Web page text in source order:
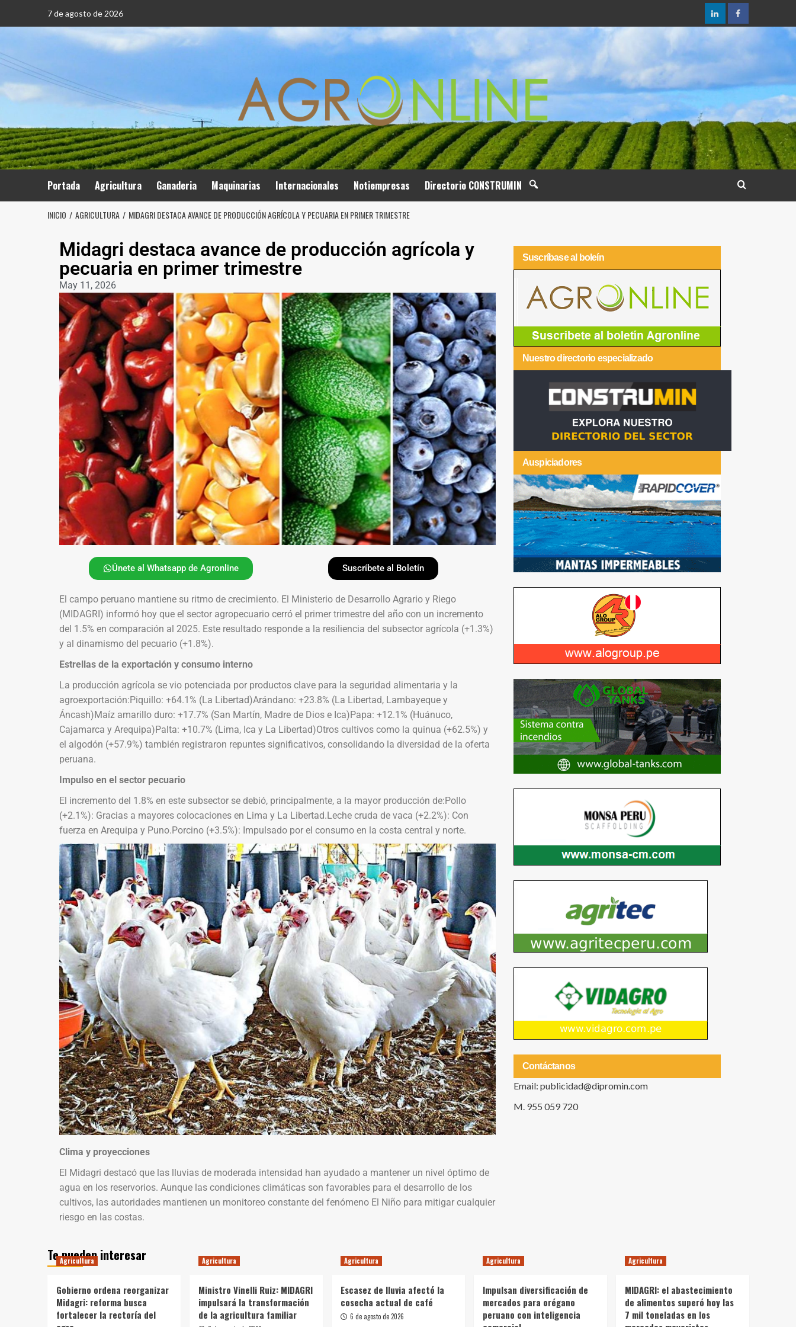
7 de agosto de 2026
Portada Agricultura Ganaderia Maquinarias Internacionales Notiempresas Directorio CONSTRUMIN
INICIO AGRICULTURA MIDAGRI DESTACA AVANCE DE PRODUCCIÓN AGRÍCOLA Y PECUARIA EN PRIMER TRIMESTRE
Midagri destaca avance de producción agrícola y
pecuaria en primer trimestre
May 11, 2026
Únete al Whatsapp de Agronline Suscríbete al Boletín
El campo peruano mantiene su ritmo de crecimiento. El Ministerio de Desarrollo Agrario y Riego
(MIDAGRI) informó hoy que el sector agropecuario cerró el primer trimestre del año con un incremento
del 1.5% en comparación al 2025. Este resultado responde a la resiliencia del subsector agrícola (+1.3%)
y al dinamismo del pecuario (+1.8%).
Estrellas de la exportación y consumo interno
La producción agrícola se vio potenciada por productos clave para la seguridad alimentaria y la
agroexportación:Piquillo: +64.1% (La Libertad)Arándano: +23.8% (La Libertad, Lambayeque y
Áncash)Maíz amarillo duro: +17.7% (San Martín, Madre de Dios e Ica)Papa: +12.1% (Huánuco,
Cajamarca y Arequipa)Palta: +10.7% (Lima, Ica y La Libertad)Otros cultivos como la quinua (+62.5%) y
el algodón (+57.9%) también registraron repuntes significativos, consolidando la diversidad de la oferta
peruana.
Impulso en el sector pecuario
El incremento del 1.8% en este subsector se debió, principalmente, a la mayor producción de:Pollo
(+2.1%): Gracias a mayores colocaciones en Lima y La Libertad.Leche cruda de vaca (+2.2%): Con
fuerza en Arequipa y Puno.Porcino (+3.5%): Impulsado por el consumo en la costa central y norte.
Clima y proyecciones
El Midagri destacó que las lluvias de moderada intensidad han ayudado a mantener un nivel óptimo de
agua en los reservorios. Aunque las condiciones climáticas son favorables para el desarrollo de los
cultivos, las autoridades mantienen un monitoreo constante del fenómeno El Niño para mitigar cualquier
riesgo en las costas.
Suscríbase al boleín
Nuestro directorio especializado
Auspiciadores
Contáctanos
Email: publicidad@dipromin.com
M. 955 059 720
Te pueden interesar
Agricultura
Gobierno ordena reorganizar
Midagri: reforma busca
fortalecer la rectoría del
Agricultura
Ministro Vinelli Ruiz: MIDAGRI
impulsará la transformación
de la agricultura familiar
Agricultura
Escasez de lluvia afectó la
cosecha actual de café
6 de agosto de 2026
Agricultura
Impulsan diversificación de
mercados para orégano
peruano con inteligencia
Agricultura
MIDAGRI: el abastecimiento
de alimentos superó hoy las
7 mil toneladas en los